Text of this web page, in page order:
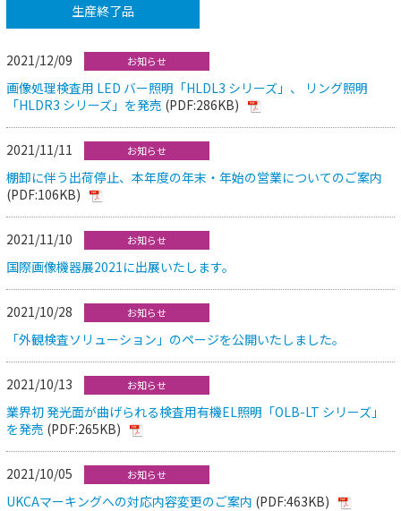
生産終了品
2021/12/09 お知らせ
画像処理検査用 LED バー照明「HLDL3 シリーズ」、 リング照明
「HLDR3 シリーズ」を発売 (PDF:286KB)
2021/11/11 お知らせ
棚卸に伴う出荷停止、本年度の年末・年始の営業についてのご案内
(PDF:106KB)
2021/11/10 お知らせ
国際画像機器展2021に出展いたします。
2021/10/28 お知らせ
「外観検査ソリューション」のページを公開いたしました。
2021/10/13 お知らせ
業界初 発光面が曲げられる検査用有機EL照明「OLB-LT シリーズ」
を発売 (PDF:265KB)
2021/10/05 お知らせ
UKCAマーキングへの対応内容変更のご案内 (PDF:463KB)